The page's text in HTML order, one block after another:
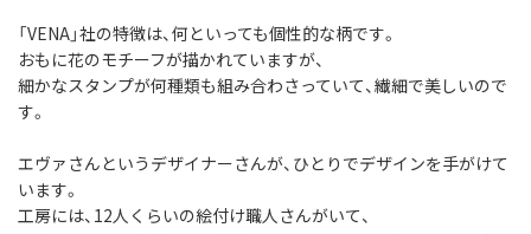
「VENA」社の特徴は、何といっても個性的な柄です。
おもに花のモチーフが描かれていますが、
細かなスタンプが何種類も組み合わさっていて、繊細で美しいので
す。
エヴァさんというデザイナーさんが、ひとりでデザインを手がけて
います。
工房には、12人くらいの絵付け職人さんがいて、